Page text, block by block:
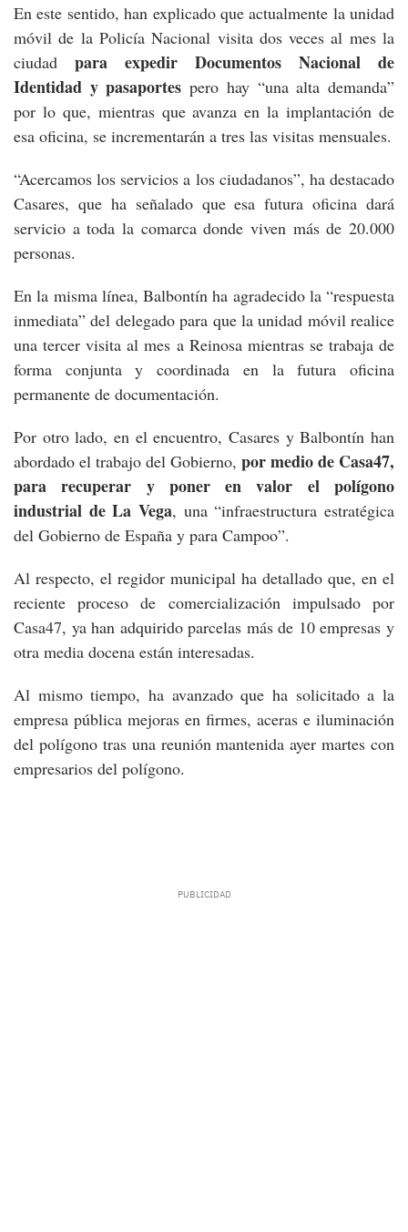
En este sentido, han explicado que actualmente la unidad
móvil de la Policía Nacional visita dos veces al mes la
ciudad para expedir Documentos Nacional de
Identidad y pasaportes pero hay “una alta demanda”
por lo que, mientras que avanza en la implantación de
esa oficina, se incrementarán a tres las visitas mensuales.
“Acercamos los servicios a los ciudadanos”, ha destacado
Casares, que ha señalado que esa futura oficina dará
servicio a toda la comarca donde viven más de 20.000
personas.
En la misma línea, Balbontín ha agradecido la “respuesta
inmediata” del delegado para que la unidad móvil realice
una tercer visita al mes a Reinosa mientras se trabaja de
forma conjunta y coordinada en la futura oficina
permanente de documentación.
Por otro lado, en el encuentro, Casares y Balbontín han
abordado el trabajo del Gobierno, por medio de Casa47,
para recuperar y poner en valor el polígono
industrial de La Vega, una “infraestructura estratégica
del Gobierno de España y para Campoo”.
Al respecto, el regidor municipal ha detallado que, en el
reciente proceso de comercialización impulsado por
Casa47, ya han adquirido parcelas más de 10 empresas y
otra media docena están interesadas.
Al mismo tiempo, ha avanzado que ha solicitado a la
empresa pública mejoras en firmes, aceras e iluminación
del polígono tras una reunión mantenida ayer martes con
empresarios del polígono.